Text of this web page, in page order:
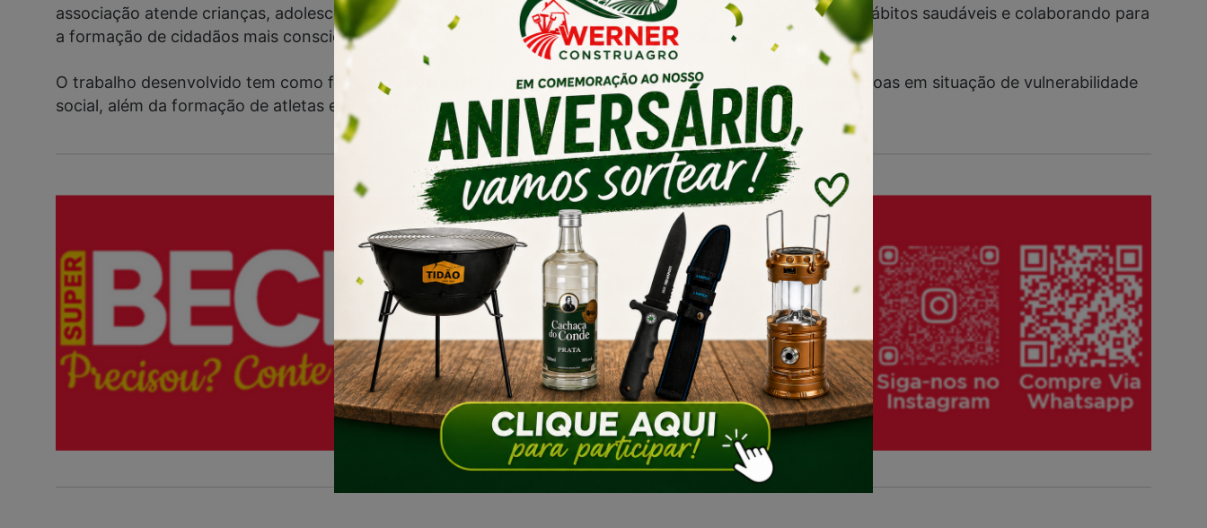
associação atende crianças, adolescentes, jovens e adultos, oferecendo acesso ao esporte, incentivando hábitos saudáveis e colaborando para
a formação de cidadãos mais conscientes, disciplinados e comprometidos com a sociedade.
O trabalho desenvolvido tem como foco ademocratização do acesso ao esporte, especialmente para pessoas em situação de vulnerabilidade
social, além da formação de atletas e do estímulo à participação em eventos esportivos e campeonatos.
Continua após anúncio